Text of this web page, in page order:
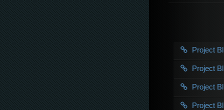
Project
Project
Project
Project